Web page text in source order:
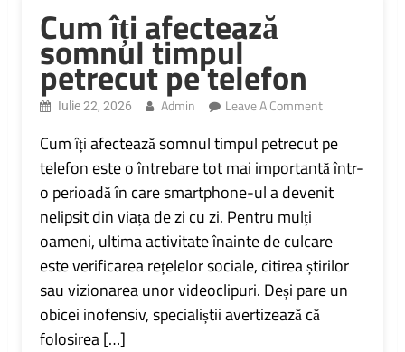
Cum îți afectează
somnul timpul
petrecut pe telefon
Iulie 22, 2026 Admin Leave A CommentOn
Îți
Afectează
Somnul
Timpul
Telefon
Cum îți afectează somnul timpul petrecut pe
telefon este o întrebare tot mai importantă într-
o perioadă în care smartphone-ul a devenit
nelipsit din viața de zi cu zi. Pentru mulți
oameni, ultima activitate înainte de culcare
este verificarea rețelelor sociale, citirea știrilor
sau vizionarea unor videoclipuri. Deși pare un
obicei inofensiv, specialiștii avertizează că
folosirea […]